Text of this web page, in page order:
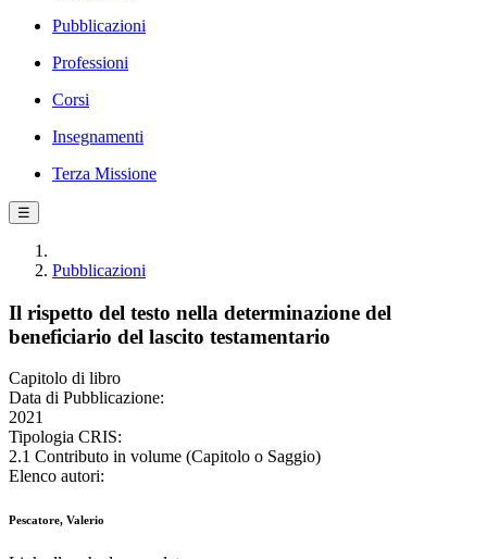
Pubblicazioni
Professioni
Corsi
Insegnamenti
Terza Missione
☰
Pubblicazioni
Il rispetto del testo nella determinazione del
beneficiario del lascito testamentario
Capitolo di libro
Data di Pubblicazione:
2021
Tipologia CRIS:
2.1 Contributo in volume (Capitolo o Saggio)
Elenco autori:
Pescatore, Valerio